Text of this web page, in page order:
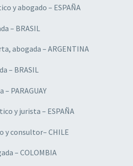
y abogado – ESPAÑA
– BRASIL
abogada – ARGENTINA
– BRASIL
PARAGUAY
y jurista – ESPAÑA
y consultor– CHILE
– COLOMBIA